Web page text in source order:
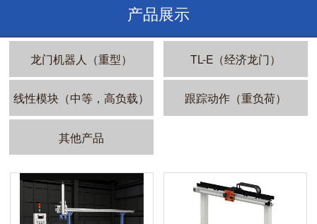
产品展示
龙门机器人（重型） TL-E（经济龙门）
线性模块（中等，高负载） 跟踪动作（重负荷）
其他产品